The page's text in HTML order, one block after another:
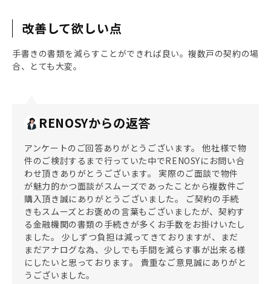
改善して欲しい点
手書きの書類を減らすことができれば良い。複数戸の契約の場
合、とても大変。
RENOSYからの返答
アンケートのご回答ありがとうございます。 他社様で物
件のご検討するまで行っていた中でRENOSYにお問い合
わせ頂きありがとうございます。 実際のご面談で物件
が魅力的かつ面談がスムーズであったことから複数件ご
購入頂き誠にありがとうございました。 ご契約の手続
きもスムーズとお褒めの言葉もございましたが、契約す
る金融機関の書類の手続きが多くお手数をお掛けいたし
ました。 少しずつ負担は減ってきておりますが、まだ
まだアナログな為、少しでも手間を減らす事が出来る様
にしたいと思っております。 貴重なご意見誠にありがと
うございました。